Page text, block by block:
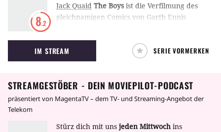
8.2
Jack Quaid The Boysist die Verfilmung des
gleichnamigen Comics von Garth Ennis
randalierenden Superhelden alles andere als
zimperlich umgehenden Task-Force.
IM STREAM SERIE VORMERKEN
STREAMGESTÖBER - DEIN MOVIEPILOT-PODCAST
präsentiert von MagentaTV – dem TV- und Streaming-Angebot der
Telekom
Stürz dich mit uns jeden Mittwoch ins